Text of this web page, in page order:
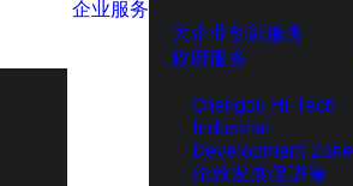
企业服务
大企业创新服务
政府服务
Chengdu Hi-Tech
Industrial
Development Zone
伦敦发展促进署